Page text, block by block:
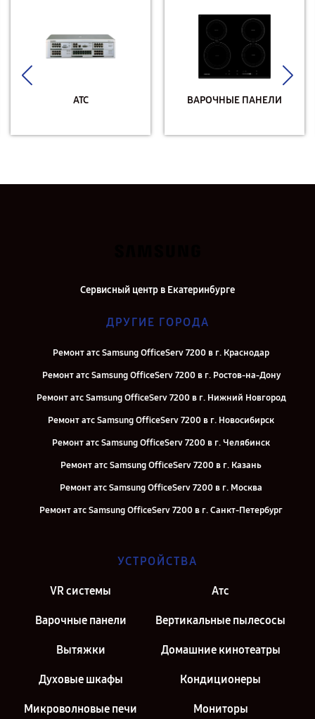
АТС ВАРОЧНЫЕ ПАНЕЛИ
Сервисный центр в Екатеринбурге
ДРУГИЕ ГОРОДА
Ремонт атс Samsung OfficeServ 7200 в г. Краснодар
Ремонт атс Samsung OfficeServ 7200 в г. Ростов-на-Дону
Ремонт атс Samsung OfficeServ 7200 в г. Нижний Новгород
Ремонт атс Samsung OfficeServ 7200 в г. Новосибирск
Ремонт атс Samsung OfficeServ 7200 в г. Челябинск
Ремонт атс Samsung OfficeServ 7200 в г. Казань
Ремонт атс Samsung OfficeServ 7200 в г. Москва
Ремонт атс Samsung OfficeServ 7200 в г. Санкт-Петербург
УСТРОЙСТВА
VR системы Атс
Варочные панели Вертикальные пылесосы
Вытяжки Домашние кинотеатры
Духовые шкафы Кондиционеры
Микроволновые печи Мониторы